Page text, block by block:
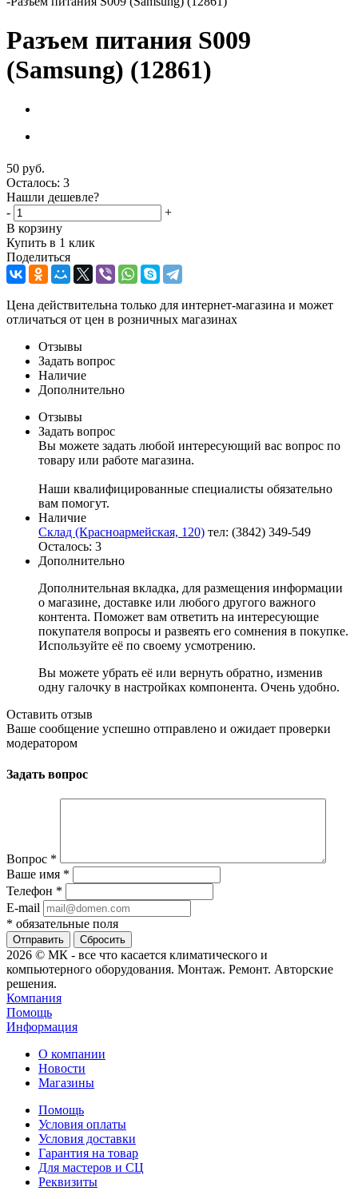
Разъем питания S009
(Samsung) (12861)
50 руб.
Осталось: 3
Нашли дешевле?
-
+
В корзину
Купить в 1 клик
Поделиться
Цена действительна только для интернет-магазина и может
отличаться от цен в розничных магазинах
Отзывы
Задать вопрос
Наличие
Дополнительно
Отзывы
Задать вопрос
Вы можете задать любой интересующий вас вопрос по
товару или работе магазина.
Наши квалифицированные специалисты обязательно
вам помогут.
Наличие
Склад (Красноармейская, 120) тел: (3842) 349-549
Осталось: 3
Дополнительно
Дополнительная вкладка, для размещения информации
о магазине, доставке или любого другого важного
контента. Поможет вам ответить на интересующие
покупателя вопросы и развеять его сомнения в покупке.
Используйте её по своему усмотрению.
Вы можете убрать её или вернуть обратно, изменив
одну галочку в настройках компонента. Очень удобно.
Оставить отзыв
Ваше сообщение успешно отправлено и ожидает проверки
модератором
Задать вопрос
Вопрос *
Ваше имя *
Телефон *
E-mail
* обязательные поля
Сбросить
2026 © МК - все что касается климатического и
компьютерного оборудования. Монтаж. Ремонт. Авторские
решения.
Компания
Помощь
Информация
О компании
Новости
Магазины
Помощь
Условия оплаты
Условия доставки
Гарантия на товар
Для мастеров и СЦ
Реквизиты